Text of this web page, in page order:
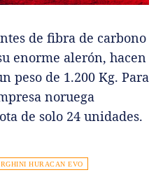
de fibra de carbono
enorme alerón, hacen
peso de 1.200 Kg. Para
noruega
de solo 24 unidades.
HURACAN EVO